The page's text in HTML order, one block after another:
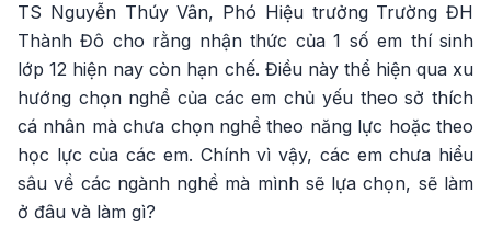
TS Nguyễn Thúy Vân, Phó Hiệu trưởng Trường ĐH
Thành Đô cho rằng nhận thức của 1 số em thí sinh
lớp 12 hiện nay còn hạn chế. Điều này thể hiện qua xu
hướng chọn nghề của các em chủ yếu theo sở thích
cá nhân mà chưa chọn nghề theo năng lực hoặc theo
học lực của các em. Chính vì vậy, các em chưa hiểu
sâu về các ngành nghề mà mình sẽ lựa chọn, sẽ làm
ở đâu và làm gì?